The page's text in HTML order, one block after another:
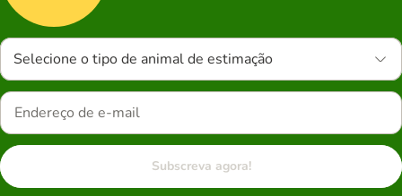
Selecione o tipo de animal de estimação
Subscreva agora!